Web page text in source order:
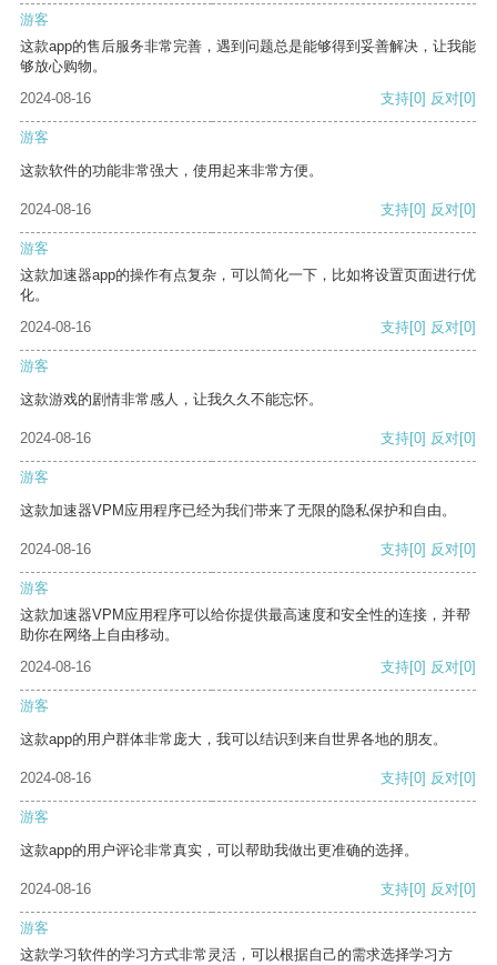
游客
这款app的售后服务非常完善，遇到问题总是能够得到妥善解决，让我能
够放心购物。
2024-08-16
支持[0] 反对[0]
游客
这款软件的功能非常强大，使用起来非常方便。
2024-08-16 支持[0] 反对[0]
游客
这款加速器app的操作有点复杂，可以简化一下，比如将设置页面进行优
化。
2024-08-16
支持[0] 反对[0]
游客
这款游戏的剧情非常感人，让我久久不能忘怀。
2024-08-16 支持[0] 反对[0]
游客
这款加速器VPM应用程序已经为我们带来了无限的隐私保护和自由。
2024-08-16 支持[0] 反对[0]
游客
这款加速器VPM应用程序可以给你提供最高速度和安全性的连接，并帮
助你在网络上自由移动。
2024-08-16
支持[0] 反对[0]
游客
这款app的用户群体非常庞大，我可以结识到来自世界各地的朋友。
2024-08-16 支持[0] 反对[0]
游客
这款app的用户评论非常真实，可以帮助我做出更准确的选择。
2024-08-16 支持[0] 反对[0]
游客
这款学习软件的学习方式非常灵活，可以根据自己的需求选择学习方